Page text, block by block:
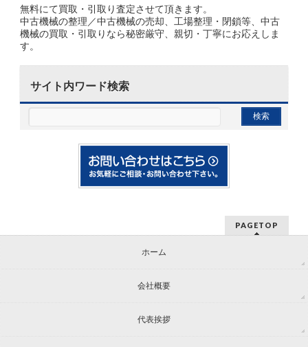
無料にて買取・引取り査定させて頂きます。
中古機械の整理／中古機械の売却、工場整理・閉鎖等、中古
機械の買取・引取りなら秘密厳守、親切・丁寧にお応えしま
す。
サイト内ワード検索
PAGETOP
ホーム
会社概要
代表挨拶